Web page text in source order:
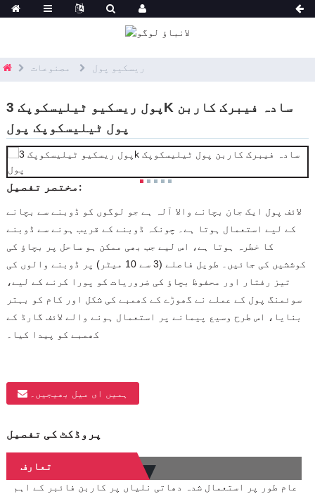
مصنوعات ریسکیو پول
پول ریسکیو ٹیلیسکوپک 3K سادہ فیبرک کاربن
پول ٹیلیسکوپک پول
مختصر تفصیل:
لائف پول ایک جان بچانے والا آلہ ہے جو لوگوں کو ڈوبنے سے بچانے
کے لیے استعمال ہوتا ہے۔ چونکہ ڈوبنے کے قریب ہونے سے ڈوبنے
کا خطرہ ہوتا ہے، اس لیے جب بھی ممکن ہو ساحل پر بچاؤ کی
کوششیں کی جائیں۔ طویل فاصلے (3 سے 10 میٹر) پر ڈوبنے والوں کی
تیز رفتار اور محفوظ بچاؤ کی ضروریات کو پورا کرنے کے لیے،
سوئمنگ پول کے عملے نے گھوڑے کے کھمبے کی شکل اور کام کو بہتر
بنایا، اس طرح وسیع پیمانے پر استعمال ہونے والے لائف گارڈ کے
کھمبے کو پیدا کیا۔
ہمیں ای میل بھیجیں۔
پروڈکٹ کی تفصیل
تعارف
عام طور پر استعمال شدہ دھاتی نلیاں پر کاربن فائبر کے اہم